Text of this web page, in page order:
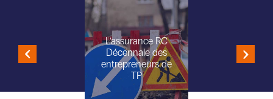
L'assurance RC
Décennale des
entrepreneurs de
TP